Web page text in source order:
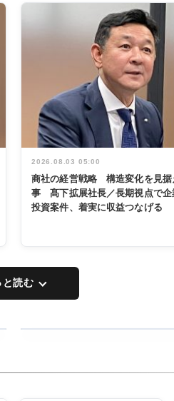
2026.08.03 05:00
商社の経営戦略 構造変化を見据
事 髙下拡展社長／長期視点で企
投資案件、着実に収益つなげる
と読む